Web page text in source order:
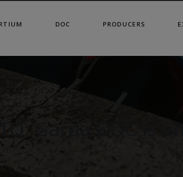
DOC PRODUCERS
Garda DOC is
modal-check